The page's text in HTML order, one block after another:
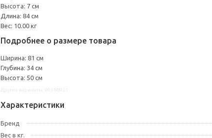
Высота: 7 см
Длина: 84 см
Вес: 10.00 кг
Подробнее о размере товара
Ширина: 81 см
Глубина: 34 см
Высота: 50 см
Характеристики
Бренд
Вес в кг.